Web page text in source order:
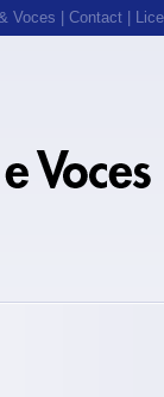
Voces Contact